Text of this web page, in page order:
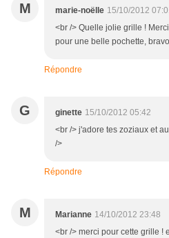
M marie-noëlle 15/10/2012
<br /> Quelle jolie grille !
pour une belle pochette,
Répondre
G ginette 15/10/2012 05:42
<br /> j'adore tes zoziaux et
/>
Répondre
M Marianne 14/10/2012 23:48
<br /> merci pour cette grille !